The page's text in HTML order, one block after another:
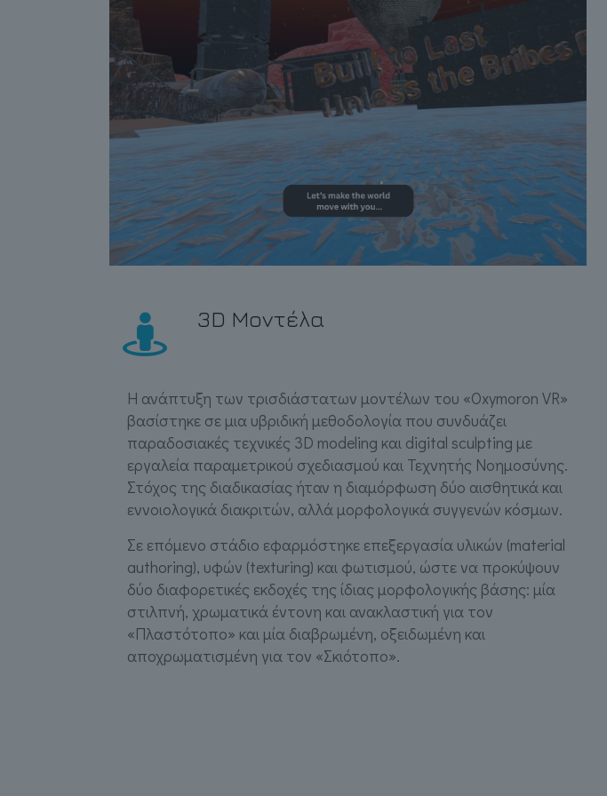
3D Μοντέλα
Η ανάπτυξη των τρισδιάστατων μοντέλων του «Oxymoron VR»
βασίστηκε σε μια υβριδική μεθοδολογία που συνδυάζει
παραδοσιακές τεχνικές 3D modeling και digital sculpting με
εργαλεία παραμετρικού σχεδιασμού και Τεχνητής Νοημοσύνης.
Στόχος της διαδικασίας ήταν η διαμόρφωση δύο αισθητικά και
εννοιολογικά διακριτών, αλλά μορφολογικά συγγενών κόσμων.
Σε επόμενο στάδιο εφαρμόστηκε επεξεργασία υλικών (material
authoring), υφών (texturing) και φωτισμού, ώστε να προκύψουν
δύο διαφορετικές εκδοχές της ίδιας μορφολογικής βάσης: μία
στιλπνή, χρωματικά έντονη και ανακλαστική για τον
«Πλαστότοπο» και μία διαβρωμένη, οξειδωμένη και
αποχρωματισμένη για τον «Σκιότοπο».